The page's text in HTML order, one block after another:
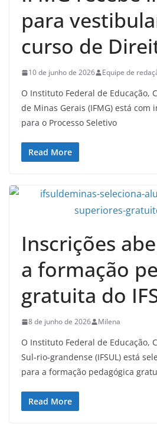
para
curso de
10 de junho de 2026 Equipe de
O Instituto Federal de Educação,
de Minas Gerais (IFMG) está com
para o Processo Seletivo
Read More
Inscrições
a formação
gratuita do
8 de junho de 2026 Milena
O Instituto Federal de Educação,
Sul-rio-grandense (IFSUL) está
para a formação pedagógica
Read More